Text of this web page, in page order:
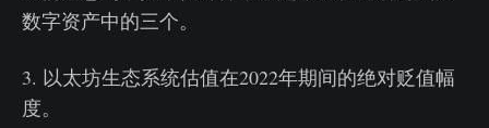
数字资产中的三个。
3. 以太坊生态系统估值在2022年期间的绝对贬值幅
度。